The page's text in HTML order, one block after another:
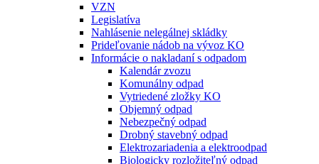
VZN
Legislatíva
Nahlásenie nelegálnej skládky
Prideľovanie nádob na vývoz KO
Informácie o nakladaní s odpadom
Kalendár zvozu
Komunálny odpad
Vytriedené zložky KO
Objemný odpad
Nebezpečný odpad
Drobný stavebný odpad
Elektrozariadenia a elektroodpad
Biologicky rozložiteľný odpad